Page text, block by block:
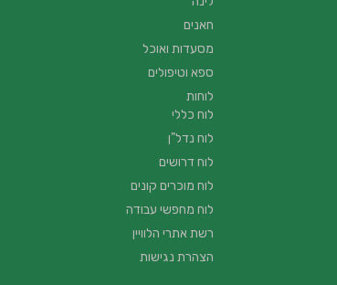
חאנים
מסעדות ואוכל
ספא וטיפולים
לוחות
לוח כללי
לוח נדל"ן
לוח דרושים
לוח מוכרים קונים
לוח מחפשי עבודה
רשת אתרי הלוויין
הצהרת נגישות